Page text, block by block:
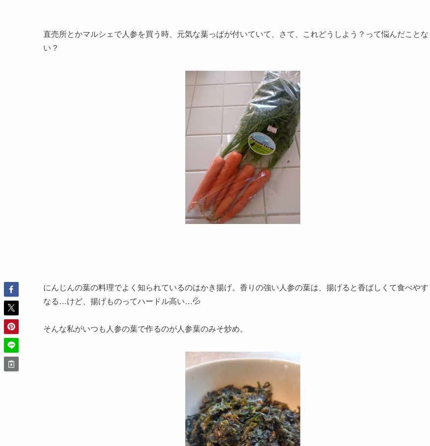
直売所とかマルシェで人参を買う時、元気な葉っぱが付いていて、さて、これどうしよう？って悩んだことな
い？
にんじんの葉の料理でよく知られているのはかき揚げ。香りの強い人参の葉は、揚げると香ばしくて食べやす
なる…けど、揚げものってハードル高い…💦
そんな私がいつも人参の葉で作るのが人参葉のみそ炒め。